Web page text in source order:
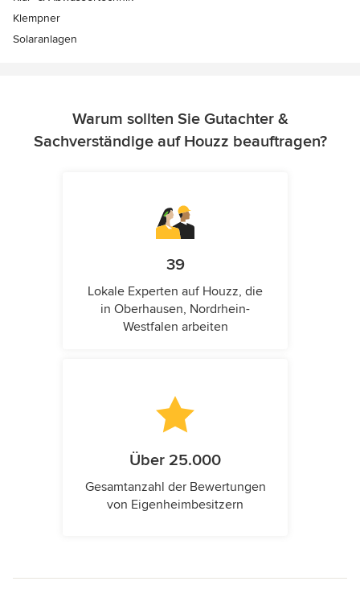
Klempner
Solaranlagen
Warum sollten Sie Gutachter &
Sachverständige auf Houzz beauftragen?
39
Lokale Experten auf Houzz, die
in Oberhausen, Nordrhein-
Westfalen arbeiten
Über 25.000
Gesamtanzahl der Bewertungen
von Eigenheimbesitzern